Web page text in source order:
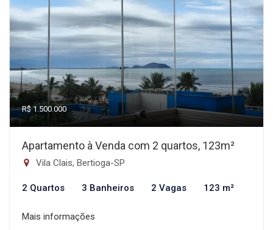
R$ 1.500.000
Apartamento à Venda com 2 quartos, 123m²
Vila Clais, Bertioga-SP
2 Quartos 3 Banheiros 2 Vagas 123 m²
Mais informações